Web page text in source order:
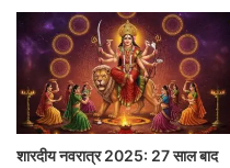
शारदीय नवरात्र 2025: 27 साल बाद